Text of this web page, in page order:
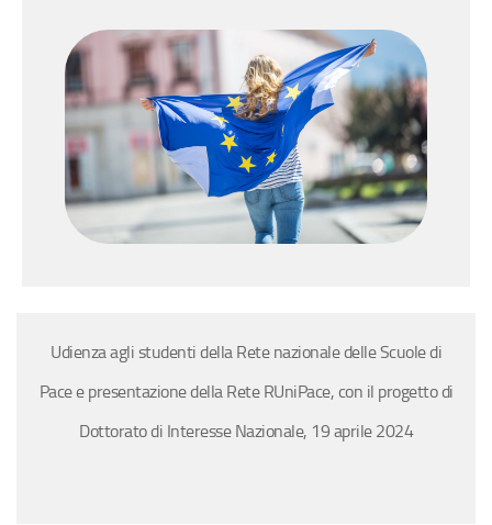
Udienza agli studenti della Rete nazionale delle Scuole di
Pace e presentazione della Rete RUniPace, con il progetto di
Dottorato di Interesse Nazionale, 19 aprile 2024